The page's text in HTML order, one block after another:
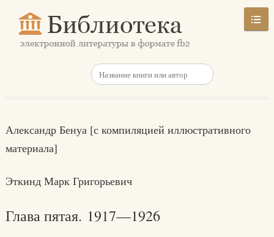
Александр Бенуа [с компиляцией иллюстративного
материала]
Эткинд Марк Григорьевич
Глава пятая. 1917—1926